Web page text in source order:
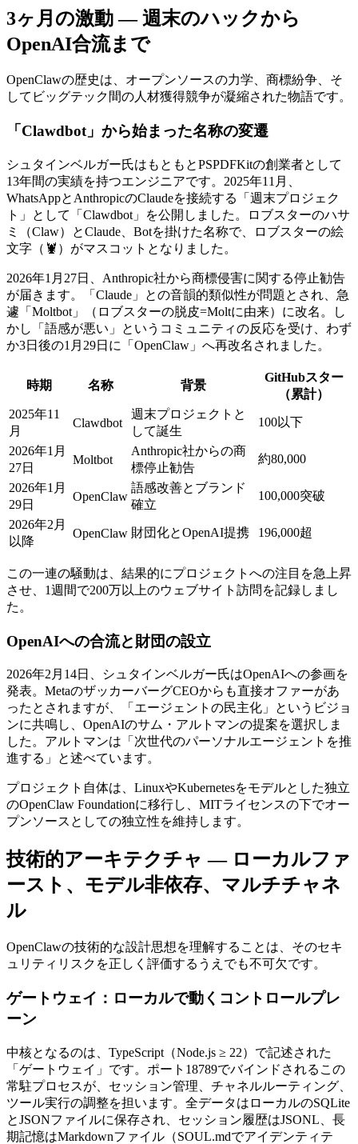
3ヶ月の激動 — 週末のハックから
OpenAI合流まで
OpenClawの歴史は、オープンソースの力学、商標紛争、そ
してビッグテック間の人材獲得競争が凝縮された物語です。
「Clawdbot」から始まった名称の変遷
シュタインベルガー氏はもともとPSPDFKitの創業者として
13年間の実績を持つエンジニアです。2025年11月、
WhatsAppとAnthropicのClaudeを接続する「週末プロジェク
ト」として「Clawdbot」を公開しました。ロブスターのハサ
ミ（Claw）とClaude、Botを掛けた名称で、ロブスターの絵
文字（🦞）がマスコットとなりました。
2026年1月27日、Anthropic社から商標侵害に関する停止勧告
が届きます。「Claude」との音韻的類似性が問題とされ、急
遽「Moltbot」（ロブスターの脱皮=Moltに由来）に改名。し
かし「語感が悪い」というコミュニティの反応を受け、わず
か3日後の1月29日に「OpenClaw」へ再改名されました。
時期 名称 背景
GitHubスター
（累計）
2025年11
月
Clawdbot
週末プロジェクトと
して誕生
100以下
2026年1月
27日
Moltbot
Anthropic社からの商
標停止勧告
約80,000
2026年1月
29日
OpenClaw
語感改善とブランド
確立
100,000突破
2026年2月
以降
OpenClaw 財団化とOpenAI提携 196,000超
この一連の騒動は、結果的にプロジェクトへの注目を急上昇
させ、1週間で200万以上のウェブサイト訪問を記録しまし
た。
OpenAIへの合流と財団の設立
2026年2月14日、シュタインベルガー氏はOpenAIへの参画を
発表。MetaのザッカーバーグCEOからも直接オファーがあ
ったとされますが、「エージェントの民主化」というビジョ
ンに共鳴し、OpenAIのサム・アルトマンの提案を選択しま
した。アルトマンは「次世代のパーソナルエージェントを推
進する」と述べています。
プロジェクト自体は、LinuxやKubernetesをモデルとした独立
のOpenClaw Foundationに移行し、MITライセンスの下でオー
プンソースとしての独立性を維持します。
技術的アーキテクチャ — ローカルファ
ースト、モデル非依存、マルチチャネ
ル
OpenClawの技術的な設計思想を理解することは、そのセキ
ュリティリスクを正しく評価するうえでも不可欠です。
ゲートウェイ：ローカルで動くコントロールプレ
ーン
中核となるのは、TypeScript（Node.js ≥ 22）で記述された
「ゲートウェイ」です。ポート18789でバインドされるこの
常駐プロセスが、セッション管理、チャネルルーティング、
ツール実行の調整を担います。全データはローカルのSQLite
とJSONファイルに保存され、セッション履歴はJSONL、長
期記憶はMarkdownファイル（SOUL.mdでアイデンティテ